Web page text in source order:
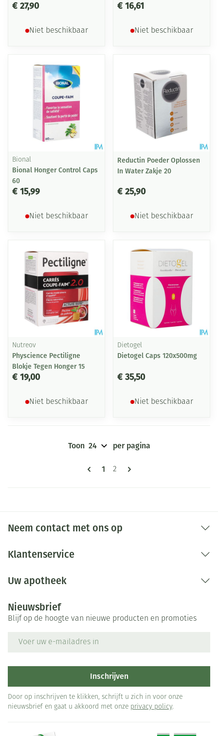
€ 27,90
Niet beschikbaar
€ 16,61
Niet beschikbaar
Bional
Bional Honger Control Caps
60
€ 15,99
Niet beschikbaar
Reductin Poeder Oplossen
In Water Zakje 20
€ 25,90
Niet beschikbaar
Nutreov
Physcience Pectiligne
Blokje Tegen Honger 15
€ 19,00
Niet beschikbaar
Dietogel
Dietogel Caps 120x500mg
€ 35,50
Niet beschikbaar
Pagina's
U lees momenteel pagina
1 Pagina
2
Toon per pagina
Neem contact met ons op
Klantenservice
Uw apotheek
Nieuwsbrief
Blijf op de hoogte van nieuwe producten en promoties
Inschrijven
Door op inschrijven te klikken, schrijft u zich in voor onze
nieuwsbrief en gaat u akkoord met onze privacy policy.